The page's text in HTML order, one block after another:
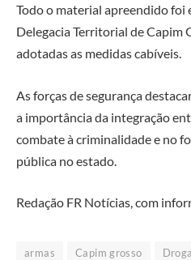
Todo o material apreendido foi
Delegacia Territorial de Capim
adotadas as medidas cabíveis.
As forças de segurança
a importância da integração
combate à criminalidade e no
pública no estado.
Redação FR Notícias, com
armas Capim grosso